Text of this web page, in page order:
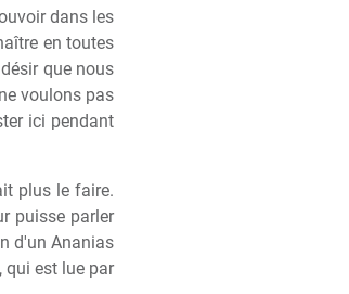
dans les
en toutes
que nous
voulons pas
ici pendant
plus le faire.
puisse parler
d'un Ananias
qui est lue par